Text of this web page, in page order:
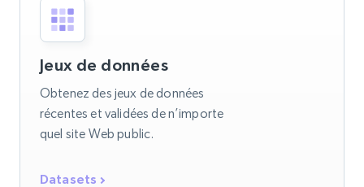
Jeux de données
Obtenez des jeux de données
récentes et validées de n’importe
quel site Web public.
Datasets